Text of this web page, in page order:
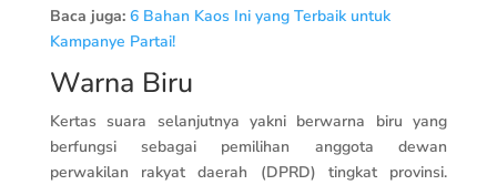
Baca juga: 6 Bahan Kaos Ini yang Terbaik untuk
Kampanye Partai!
Warna Biru
Kertas suara selanjutnya yakni berwarna biru yang
berfungsi sebagai pemilihan anggota dewan
perwakilan rakyat daerah (DPRD) tingkat provinsi.